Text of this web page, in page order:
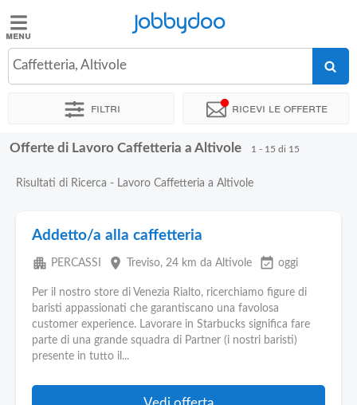
Jobbydoo
Offerte
Stipendi
Blog
Pubblica
Jobbydoo
Caffetteria, Altivole
Filtri Ricevi le offerte
Offerte di Lavoro Caffetteria a Altivole 1 - 15 di 15
Risultati di Ricerca - Lavoro Caffetteria a Altivole
Addetto/a alla caffetteria
apartment PERCASSI place Treviso, 24 km da Altivole event_available oggi
Per il nostro store di Venezia Rialto, ricerchiamo figure di
baristi appassionati che garantiscano una favolosa
customer experience. Lavorare in Starbucks significa fare
parte di una grande squadra di Partner (i nostri baristi)
presente in tutto il...